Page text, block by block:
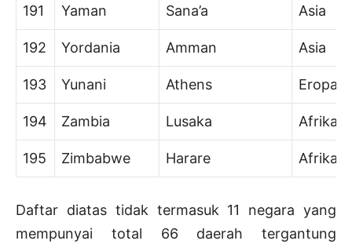
191 Yaman Sana’a Asia
192 Yordania Amman Asia
193 Yunani Athens Eropa
194 Zambia Lusaka Afrika
195 Zimbabwe Harare Afrika
Daftar diatas tidak termasuk 11 negara yang
mempunyai total 66 daerah tergantung